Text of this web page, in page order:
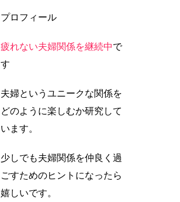
プロフィール
疲れない夫婦関係を継続中で
す
夫婦というユニークな関係を
どのように楽しむか研究して
います。
少しでも夫婦関係を仲良く過
ごすためのヒントになったら
嬉しいです。